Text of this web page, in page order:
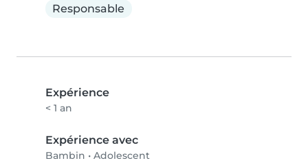
Responsable
Expérience
< 1 an
Expérience avec
Bambin • Adolescent